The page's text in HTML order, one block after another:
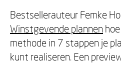
Bestsellerauteur Femke
Winstgevende plannen
methode in 7 stappen je
kunt realiseren. Een